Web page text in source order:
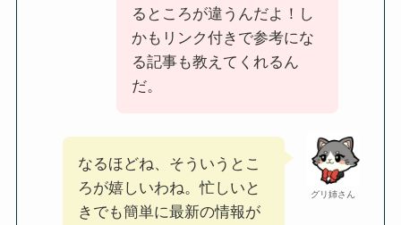
るところが違うんだよ！し
かもリンク付きで参考にな
る記事も教えてくれるん
だ。
グリ姉さん
なるほどね、そういうとこ
ろが嬉しいわね。忙しいと
きでも簡単に最新の情報が